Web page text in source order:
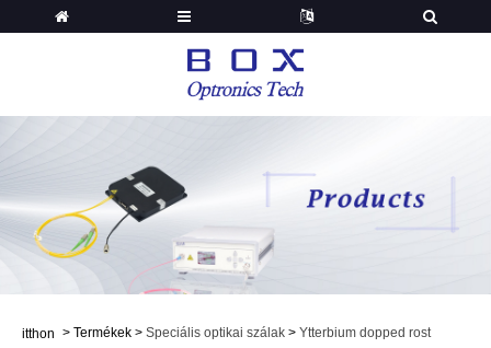
itthon > Termékek > Speciális optikai szálak > Ytterbium dopped rost